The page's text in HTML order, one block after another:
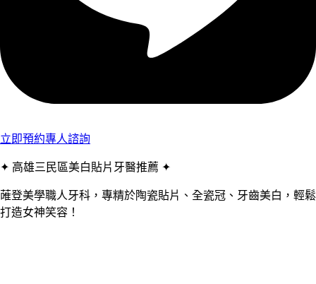
立即預約專人諮詢
✦ 高雄三民區美白貼片牙醫推薦 ✦
蓶登美學職人牙科，專精於陶瓷貼片、全瓷冠、牙齒美白，輕鬆
打造女神笑容！